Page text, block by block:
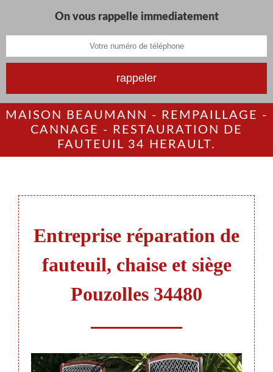
On vous rappelle immediatement
MAISON BEAUMANN - REMPAILLAGE -
CANNAGE - RESTAURATION DE
FAUTEUIL 34 HERAULT.
Entreprise réparation de
fauteuil, chaise et siège
Pouzolles 34480